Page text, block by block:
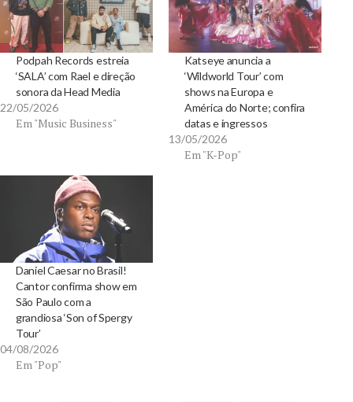
Podpah Records estreia
‘SALA’ com Rael e direção
sonora da Head Media
22/05/2026
Em "Music Business"
Katseye anuncia a
‘Wildworld Tour’ com
shows na Europa e
América do Norte; confira
datas e ingressos
13/05/2026
Em "K-Pop"
Daniel Caesar no Brasil!
Cantor confirma show em
São Paulo com a
grandiosa ‘Son of Spergy
Tour’
04/08/2026
Em "Pop"